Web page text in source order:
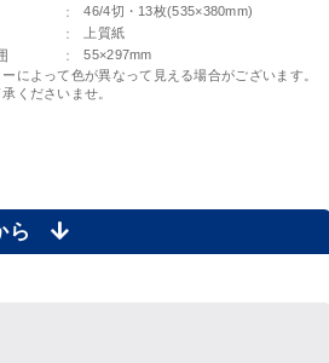
： 46/4切・13枚(535×380mm)
： 上質紙
：
55×297mm
によって色が異なって見える場合がございます。
くださいませ。
ら